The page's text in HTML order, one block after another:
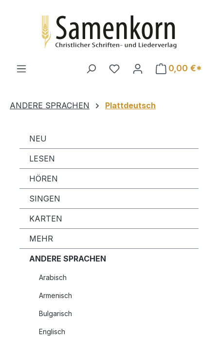
0,00 €*
ANDERE SPRACHEN Plattdeutsch
NEU
LESEN
HÖREN
SINGEN
KARTEN
MEHR
ANDERE SPRACHEN
Arabisch
Armenisch
Bulgarisch
Englisch